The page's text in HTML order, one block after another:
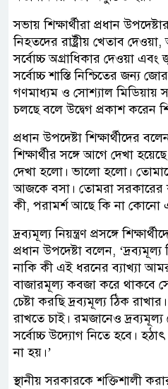
সভায় শিক্ষার্থীরা প্রধান
নিহতদের রাষ্ট্রীয় খেতাব
সর্বোচ্চ অগ্রাধিকার দেওয়া
সর্বোচ্চ শাস্তি নিশ্চিতের জন্য
গণমাধ্যম ও সোশ্যাল মিডিয়ায়
চলছে বলে উদ্বেগ প্রকাশ করেন
প্রধান উপদেষ্টা শিক্ষার্থীদের
শিক্ষার্থীর সঙ্গে আগে দেখা
দেখা হলো। ভালো হলো।
আজকে বসা। তোমরা সরকারের
কী, পরামর্শ আছে কি না কোনো
দ্রব্যমূল্য নিয়ন্ত্রণ প্রসঙ্গে
প্রধান উপদেষ্টা বলেন,
নাকি কী এই ধরনের ব্যাখ্যা
বাজারমূল্য কবজা করে থাকবে
চেষ্টা করছি দ্রব্যমূল্য ঠিক
রাখতে চাই। রমজানেও দ্রব্যমূল্য
সর্বোচ্চ উদ্যোগ নিতে হবে।
না হয়।’
স্থানীয় সরকারকে শক্তিশালী